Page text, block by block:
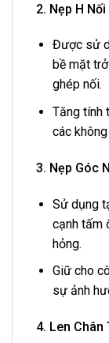
2. Nẹp H Nối
Được sử
bề mặt
ghép nối.
Tăng tính
các
3. Nẹp Góc
Sử dụng
cạnh tấm
hỏng.
Giữ cho
sự ảnh
4. Len Chân